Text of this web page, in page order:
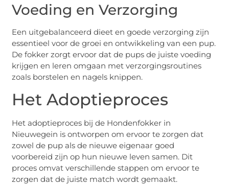
Voeding en Verzorging
Een uitgebalanceerd dieet en goede verzorging zijn
essentieel voor de groei en ontwikkeling van een pup.
De fokker zorgt ervoor dat de pups de juiste voeding
krijgen en leren omgaan met verzorgingsroutines
zoals borstelen en nagels knippen.
Het Adoptieproces
Het adoptieproces bij de Hondenfokker in
Nieuwegein is ontworpen om ervoor te zorgen dat
zowel de pup als de nieuwe eigenaar goed
voorbereid zijn op hun nieuwe leven samen. Dit
proces omvat verschillende stappen om ervoor te
zorgen dat de juiste match wordt gemaakt.